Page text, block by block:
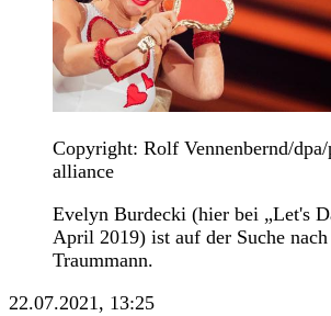
Copyright: Rolf Vennenbernd/
alliance
Evelyn Burdecki (hier bei „Let's
April 2019) ist auf der Suche
Traummann.
22.07.2021, 13:25